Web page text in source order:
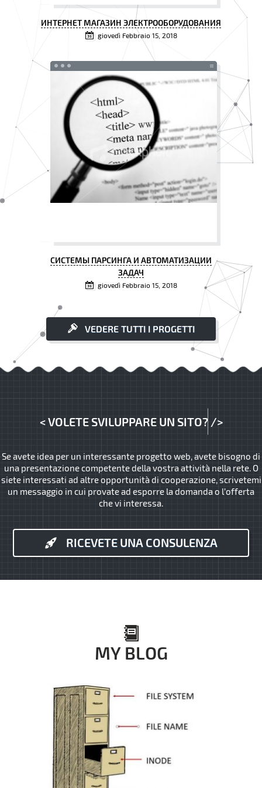
ИНТЕРНЕТ МАГАЗИН ЭЛЕКТРООБОРУДОВАНИЯ
giovedì Febbraio 15, 2018
СИСТЕМЫ ПАРСИНГА И АВТОМАТИЗАЦИИ
ЗАДАЧ
giovedì Febbraio 15, 2018
VEDERE TUTTI I PROGETTI
<VOLETE SVILUPPARE UN SITO? />
Se avete idea per un interessante progetto web, avete bisogno di
una presentazione competente della vostra attività nella rete. O
siete interessati ad altre opportunità di cooperazione, scrivetemi
un messaggio in cui provate ad esporre la domanda o l’offerta
che vi interessa.
RICEVETE UNA CONSULENZA
MY BLOG